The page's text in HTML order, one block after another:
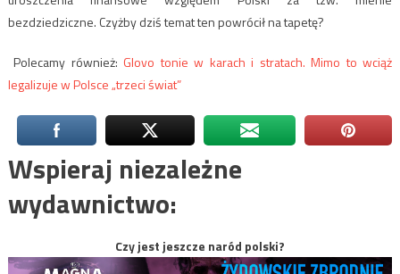
bezdziedziczne. Czyżby dziś temat ten powrócił na tapetę?
Polecamy również: Glovo tonie w karach i stratach. Mimo to wciąż
legalizuje w Polsce „trzeci świat”
Wspieraj niezależne
wydawnictwo:
Czy jest jeszcze naród polski?